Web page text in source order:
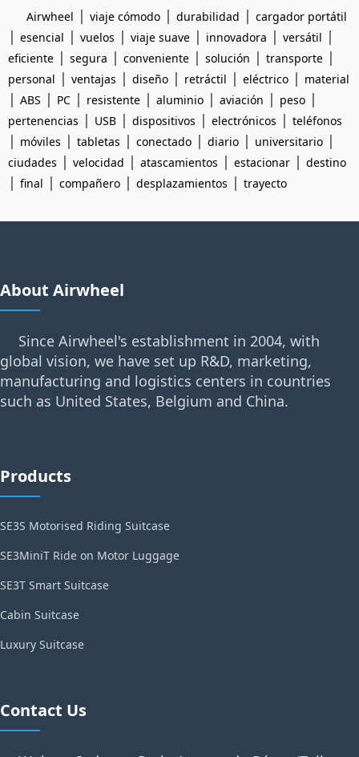
Airwheel | viaje cómodo | durabilidad | cargador portátil
| esencial | vuelos | viaje suave | innovadora | versátil |
eficiente | segura | conveniente | solución | transporte |
personal | ventajas | diseño | retráctil | eléctrico | material
| ABS | PC | resistente | aluminio | aviación | peso |
pertenencias | USB | dispositivos | electrónicos | teléfonos
| móviles | tabletas | conectado | diario | universitario |
ciudades | velocidad | atascamientos | estacionar | destino
| final | compañero | desplazamientos | trayecto
About Airwheel
Since Airwheel's establishment in 2004, with
global vision, we have set up R&D, marketing,
manufacturing and logistics centers in countries
such as United States, Belgium and China.
Products
SE3S Motorised Riding Suitcase
SE3MiniT Ride on Motor Luggage
SE3T Smart Suitcase
Cabin Suitcase
Luxury Suitcase
Contact Us